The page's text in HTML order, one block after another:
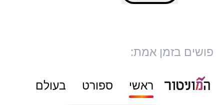
פושים בזמן אמת:
ראשי ספורט בעולם